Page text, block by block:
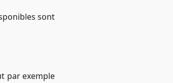
sont
par exemple